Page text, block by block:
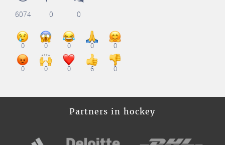
6074 0 0
0 0 0 0 0
0 0 0 6 0
Partners in hockey